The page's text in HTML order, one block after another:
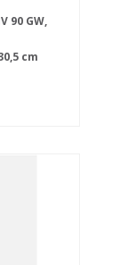
90 GW,
cm